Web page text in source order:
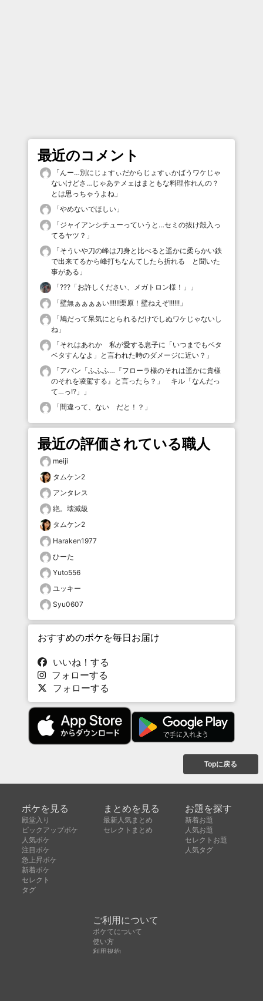
最近のコメント
「 んー…別にじょすぃだからじょすぃかばうワケじゃ
ないけどさ…じゃあテメェはまともな料理作れんの？
とは思っちゃうよね 」
「やめないでほしい 」
「ジャイアンシチューっていうと…セミの抜け殻入っ
てるヤツ？ 」
「そういや刀の峰は刀身と比べると遥かに柔らかい鉄
で出来てるから峰打ちなんてしたら折れる と聞いた
事がある 」
「???「お許しください、メガトロン様！」
」
「壁無ぁぁぁぁい!!!!!!栗原！壁ねえぞ!!!!!! 」
「鳩だって呆気にとられるだけでしぬワケじゃないし
ね 」
「それはあれか 私が愛する息子に「いつまでもベタ
ベタすんなよ」と言われた時のダメージに近い？ 」
「アバン「ふふふ…『フローラ様のそれは遥かに貴様
のそれを凌駕する』と言ったら？」 キル「なんだっ
て…っ!?」
」
「間違って、ない だと！？ 」
最近の評価されている職人
meiji
タムケン2
アンタレス
絶。壊滅級
タムケン2
Haraken1977
ひーた
Yuto556
ユッキー
Syu0607
おすすめのボケを毎日お届け
いいね！する
フォローする
フォローする
Topに戻る
ボケを見る
殿堂入り
ピックアップボケ
人気ボケ
注目ボケ
急上昇ボケ
新着ボケ
セレクト
タグ
まとめを見る
最新人気まとめ
セレクトまとめ
お題を探す
新着お題
人気お題
セレクトお題
人気タグ
ご利用について
ボケてについて
使い方
利用規約